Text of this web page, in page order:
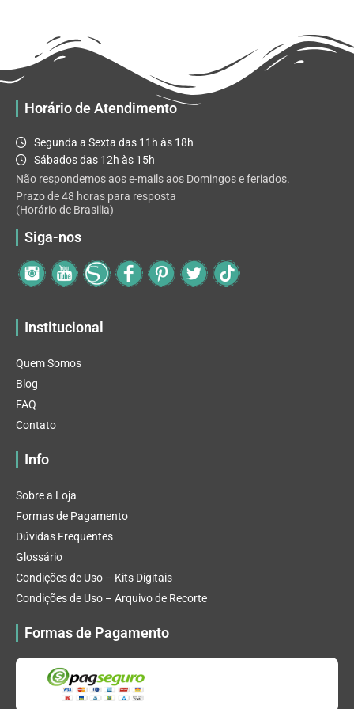
Horário de Atendimento
Segunda a Sexta das 11h às 18h
Sábados das 12h às 15h
Não respondemos aos e-mails aos Domingos e feriados.
Prazo de 48 horas para resposta
(Horário de Brasilia)
Siga-nos
Institucional
Quem Somos
Blog
FAQ
Contato
Info
Sobre a Loja
Formas de Pagamento
Dúvidas Frequentes
Glossário
Condições de Uso – Kits Digitais
Condições de Uso – Arquivo de Recorte
Formas de Pagamento